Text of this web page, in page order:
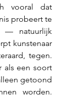
vooral dat
probeert te
kunstenaar
tegen.
als een soort
getoond
worden.